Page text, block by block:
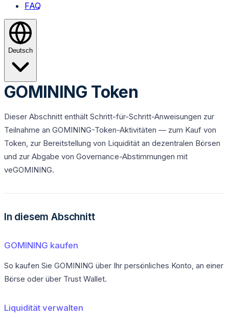
FAQ
Deutsch
GOMINING Token
Dieser Abschnitt enthält Schritt-für-Schritt-Anweisungen zur
Teilnahme an GOMINING-Token-Aktivitäten — zum Kauf von
Token, zur Bereitstellung von Liquidität an dezentralen Börsen
und zur Abgabe von Governance-Abstimmungen mit
veGOMINING.
In diesem Abschnitt
GOMINING kaufen
So kaufen Sie GOMINING über Ihr persönliches Konto, an einer
Börse oder über Trust Wallet.
Liquidität verwalten